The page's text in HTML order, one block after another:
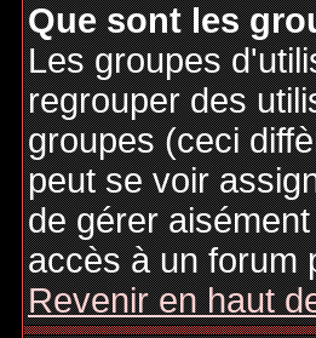
Que sont les
Les groupes
regrouper des
groupes (ceci
peut se voir
de gérer
accès à un forum
Revenir en haut